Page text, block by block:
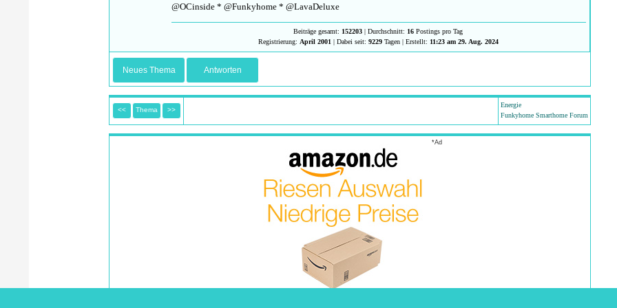
@OCinside * @Funkyhome * @LavaDeluxe
Beiträge gesamt: 152203 | Durchschnitt: 16 Postings pro Tag
Registrierung: April 2001 | Dabei seit: 9229Tagen | Erstellt: 11:23 am 29. Aug. 2024
Neues Thema Antworten
<< Thema >>
Energie
Funkyhome Smarthome Forum
*Ad